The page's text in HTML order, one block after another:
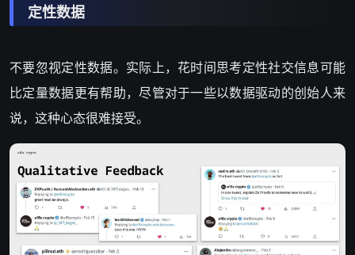
定性数据
不要忽视定性数据。实际上，花时间思考定性社交信息可能
比定量数据更有帮助，尽管对于一些以数据驱动的创始人来
说，这种心态很难接受。